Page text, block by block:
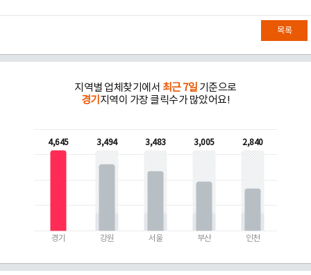
목록
지역별 업체찾기에서 최근 7일 기준으로
경기 지역이 가장 클릭수가 많았어요!
4,645
경기
3,494
강원
3,483
서울
3,005
부산
2,840
인천